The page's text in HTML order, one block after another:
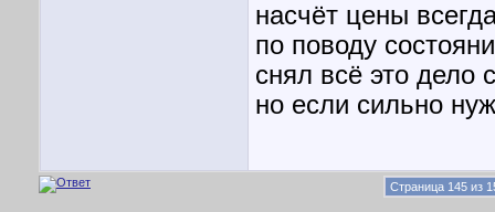
насчёт цены
по поводу
снял всё это дело
но если сильно
Страница 145 из